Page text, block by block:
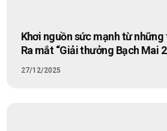
Khơi nguồn sức mạnh từ
Ra mắt “Giải thưởng Bạch Mai
27/12/2025